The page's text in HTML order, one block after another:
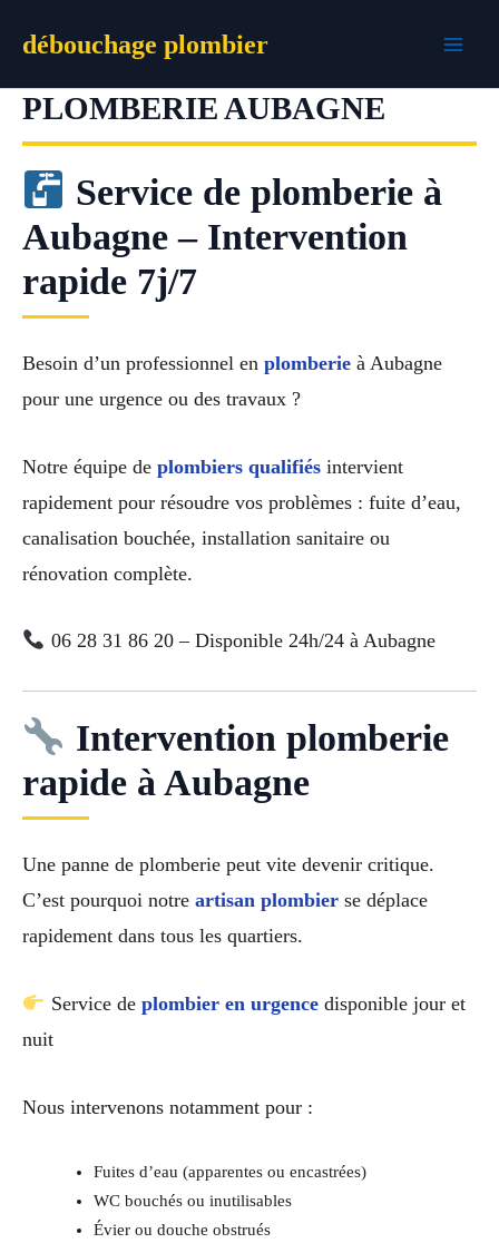
débouchage plombier
PLOMBERIE AUBAGNE
Service de plomberie à
Aubagne – Intervention
rapide 7j/7
Besoin d’un professionnel en plomberie à Aubagne
pour une urgence ou des travaux ?
Notre équipe de plombiers qualifiés intervient
rapidement pour résoudre vos problèmes : fuite d’eau,
canalisation bouchée, installation sanitaire ou
rénovation complète.
06 28 31 86 20 – Disponible 24h/24 à Aubagne
Intervention plomberie
rapide à Aubagne
Une panne de plomberie peut vite devenir critique.
C’est pourquoi notre artisan plombier se déplace
rapidement dans tous les quartiers.
Service de plombier en urgencedisponible jour et
nuit
Nous intervenons notamment pour :
Fuites d’eau (apparentes ou encastrées)
WC bouchés ou inutilisables
Évier ou douche obstrués